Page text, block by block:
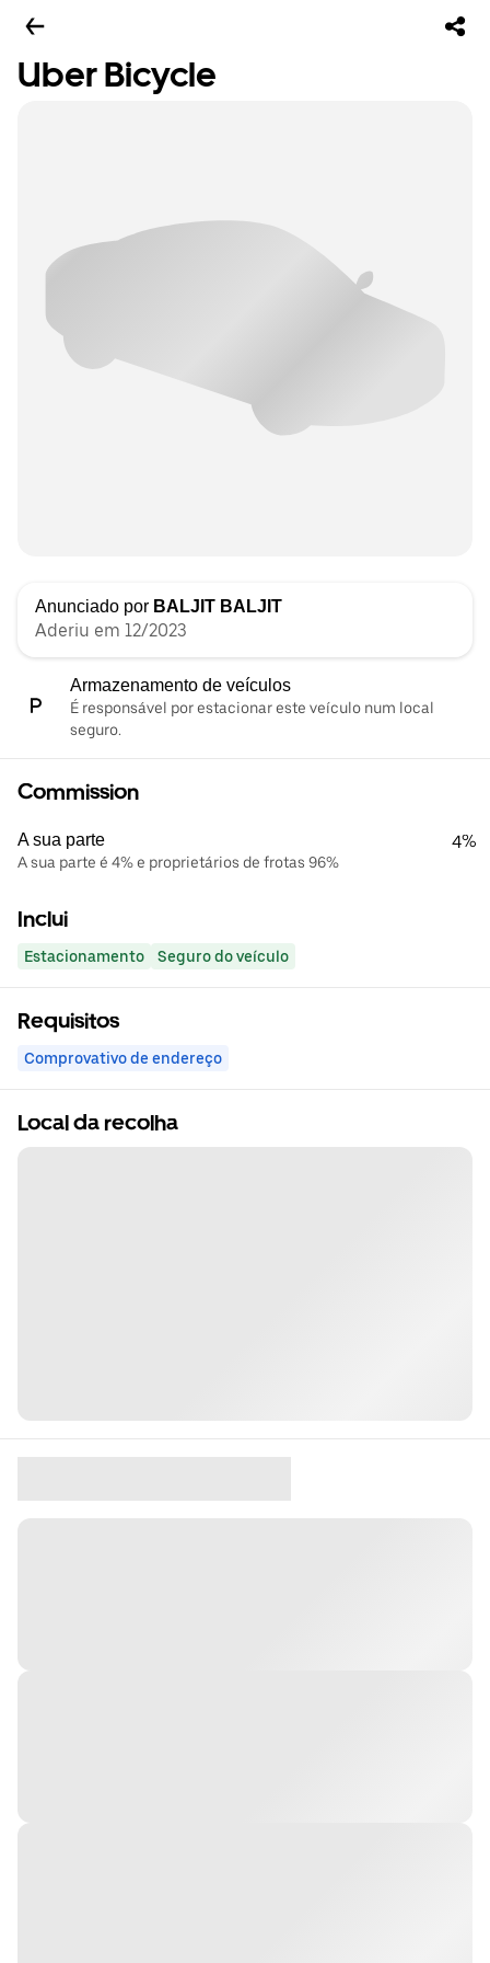
Uber Bicycle
Anunciado por BALJIT BALJIT
Aderiu em 12/2023
Armazenamento de veículos
É responsável por estacionar este veículo num local
seguro.
Commission
A sua parte
A sua parte é 4% e proprietários de frotas 96%
4%
Inclui
Estacionamento Seguro do veículo
Requisitos
Comprovativo de endereço
Local da recolha